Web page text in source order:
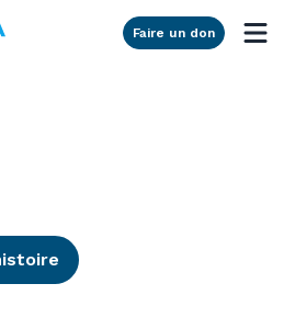
Faire un don